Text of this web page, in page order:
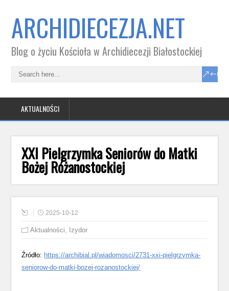
ARCHIDIECEZJA.NET
Blog o życiu Kościoła w Archidiecezji Białostockiej
AKTUALNOŚCI
XXI Pielgrzymka Seniorów do Matki
Bożej Różanostockiej
2025-10-12
Aktualności, Izydor
Źródło: https://archibial.pl/wiadomosci/2731-xxi-pielgrzymka-
seniorow-do-matki-bozej-rozanostockiej/